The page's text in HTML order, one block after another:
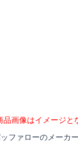
品画像はイメージと
ファローのメーカ